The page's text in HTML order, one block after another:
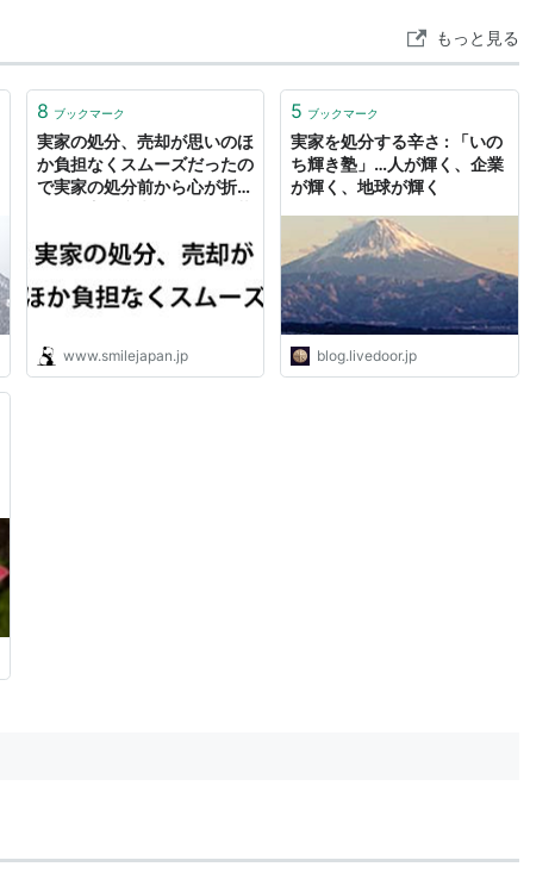
もっと見る
8 ブックマーク
実家の処分、売却が思いのほ
か負担なくスムーズだったの
で実家の処分前から心が折れ
ラ）
www.smilejapan.jp
5 ブックマーク
実家を処分する辛さ : 「いの
ち輝き塾」…人が輝く、企業
が輝く、地球が輝く
blog.livedoor.jp